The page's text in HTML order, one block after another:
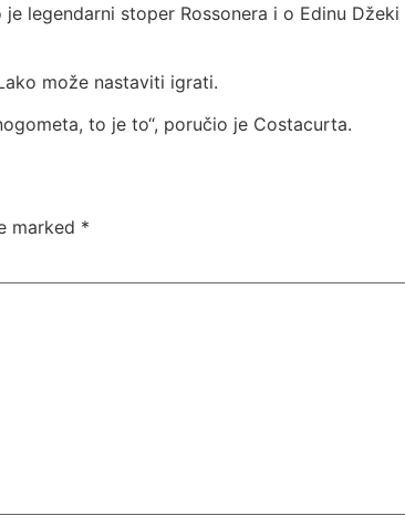
legendarni stoper Rossonera i o Edinu
može nastaviti igrati.
to je to“, poručio je Costacurta.
marked *